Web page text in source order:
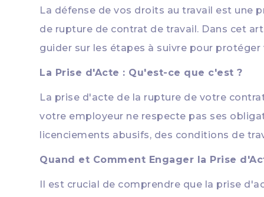
La défense de vos droits au travail est une
de rupture de contrat de travail. Dans cet
guider sur les étapes à suivre pour
La Prise d'Acte : Qu'est-ce que c'est ?
La prise d'acte de la rupture de votre
votre employeur ne respecte pas ses
licenciements abusifs, des conditions de
Quand et Comment Engager la Prise
Il est crucial de comprendre que la prise